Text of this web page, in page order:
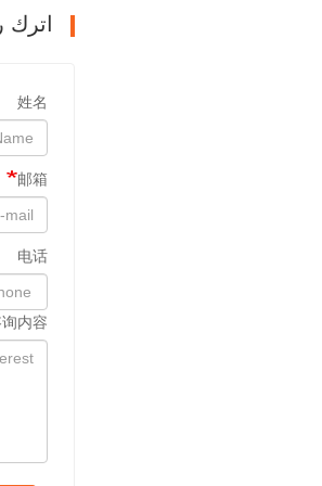
姓名
邮箱
电话
内容